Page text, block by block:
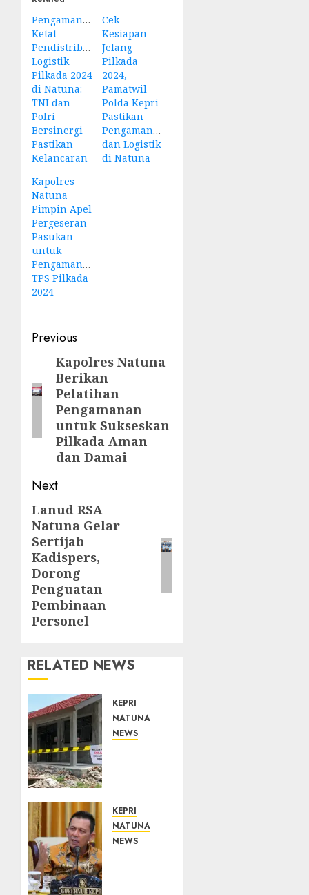
Pengamanan
Ketat
Pendistribusian
Logistik
Pilkada 2024
di Natuna:
TNI dan
Polri
Bersinergi
Pastikan
Kelancaran
Cek
Kesiapan
Jelang
Pilkada
2024,
Pamatwil
Polda Kepri
Pastikan
Pengamanan
dan Logistik
di Natuna
Kapolres
Natuna
Pimpin Apel
Pergeseran
Pasukan
untuk
Pengamanan
TPS Pilkada
2024
Post
navigation
Previous
Previous
post:
Kapolres Natuna
Berikan
Pelatihan
Pengamanan
untuk Sukseskan
Pilkada Aman
dan Damai
Next
Next
post:
Lanud RSA
Natuna Gelar
Sertijab
Kadispers,
Dorong
Penguatan
Pembinaan
Personel
RELATED NEWS
KEPRI
NATUNA
NEWS
Pemprov
Kepri
Prioritaskan
KEPRI
NATUNA
NEWS